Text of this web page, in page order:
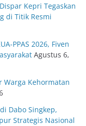
Kepri Tegaskan
di Titik Resmi
PPAS 2026, Fiven
Agustus 6,
Warga Kehormatan
Dabo Singkep,
Strategis Nasional